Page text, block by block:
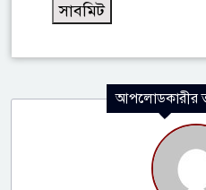
আপলোডকারীর